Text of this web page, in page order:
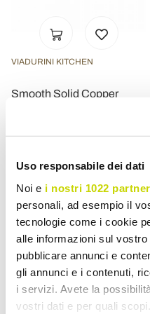
Uso responsabile dei dati
Noi e i nostri 1022 partner
personali, ad esempio il
tecnologie come i cookie
alle informazioni sul
pubblicare annunci e
gli annunci e i contenuti,
i servizi. Avete la
vostri dati e per quali
VIADURINI KITCHEN
Smooth Solid Copper